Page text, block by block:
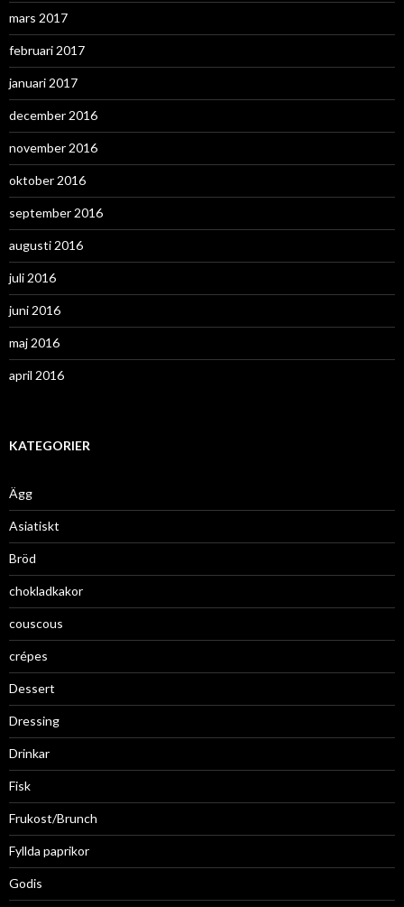
mars 2017
februari 2017
januari 2017
december 2016
november 2016
oktober 2016
september 2016
augusti 2016
juli 2016
juni 2016
maj 2016
april 2016
KATEGORIER
Ägg
Asiatiskt
Bröd
chokladkakor
couscous
crépes
Dessert
Dressing
Drinkar
Fisk
Frukost/Brunch
Fyllda paprikor
Godis